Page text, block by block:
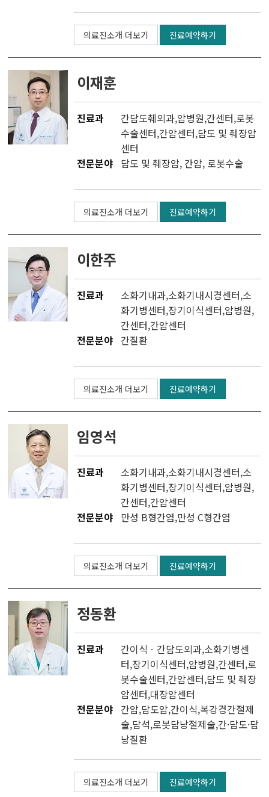
의료진소개 더보기 진료예약하기
이재훈
진료과 간담도췌외과,암병원,간센터,로봇
수술센터,간암센터,담도 및 췌장암
센터
전문분야 담도 및 췌장암, 간암, 로봇수술
의료진소개 더보기 진료예약하기
이한주
진료과 소화기내과,소화기내시경센터,소
화기병센터,장기이식센터,암병원,
간센터,간암센터
전문분야 간질환
의료진소개 더보기 진료예약하기
임영석
진료과 소화기내과,소화기내시경센터,소
화기병센터,장기이식센터,암병원,
간센터,간암센터
전문분야 만성 B형간염,만성 C형간염
의료진소개 더보기 진료예약하기
정동환
진료과 간이식ㆍ간담도외과,소화기병센
터,장기이식센터,암병원,간센터,로
봇수술센터,간암센터,담도 및 췌장
암센터,대장암센터
전문분야 간암,담도암,간이식,복강경간절제
술,담석,로봇담낭절제술,간·담도·담
낭질환
의료진소개 더보기 진료예약하기